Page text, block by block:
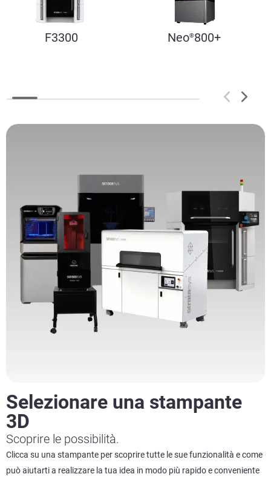
F3300 Neo®800+
Selezionare una stampante
3D
Scoprire le possibilità.
Clicca su una stampante per scoprire tutte le sue funzionalità e come
può aiutarti a realizzare la tua idea in modo più rapido e conveniente